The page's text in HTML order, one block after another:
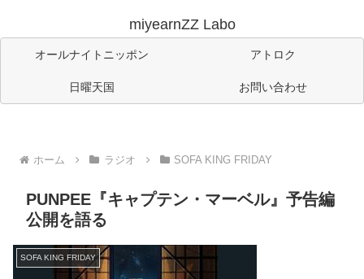
miyearnZZ Labo
オールナイトニッポン アトロク
日曜天国 お問い合わせ
ホーム ラジオ SOFA KING FRIDAY
PUNPEE『キャプテン・マーベル』予告編
公開を語る
SOFA KING FRIDAY